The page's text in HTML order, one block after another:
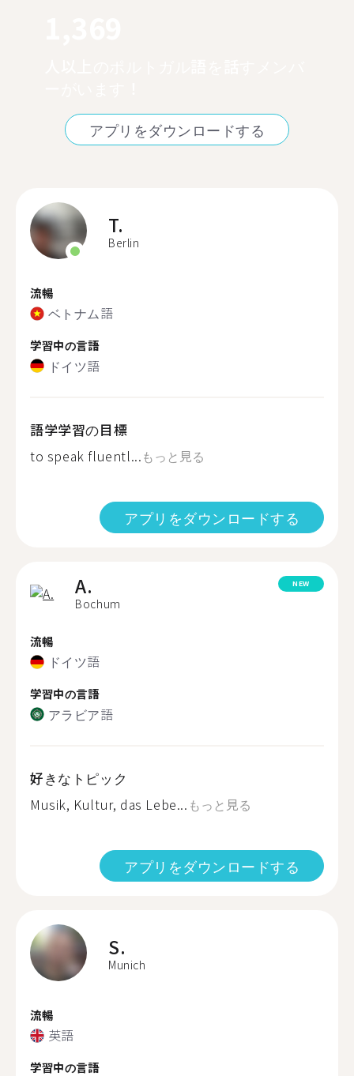
アプリをダウンロードする
T.
Berlin
流暢
ベトナム語
学習中の言語
ドイツ語
語学学習の目標
to speak fluentl...もっと見る
アプリをダウンロードする
A.
Bochum
NEW
流暢
ドイツ語
学習中の言語
アラビア語
好きなトピック
Musik, Kultur, das Lebe... もっと見る
アプリをダウンロードする
S.
Munich
流暢
英語
学習中の言語